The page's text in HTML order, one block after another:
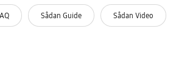
Sådan Guide Sådan Video